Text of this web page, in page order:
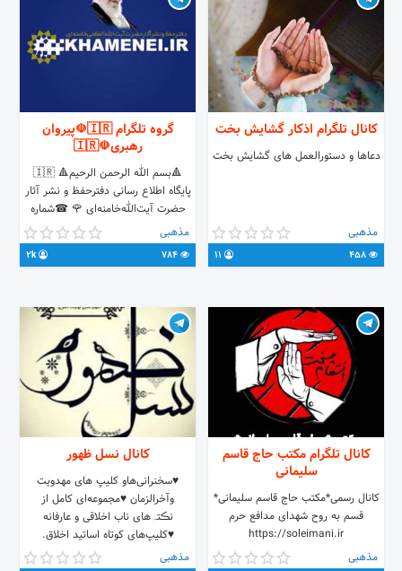
کانال تلگرام اذکار گشایش بخت
دعاها و دستورالعمل های گشایش بخت
مذهبی
گروه تلگرام 🇮🇷☫پیروان
رهبری☫🇮🇷
🔺بسم الله الرحمن الرحیم🔺 🇮🇷
پايگاه اطلاع رسانی دفترحفظ و نشر آثار
حضرت آیت‌الله‌خامنه‌ای 🌹 ☎شماره
دفتر مقام معظم رهبری 02164411
☎شماره رسیدگی به مشکلات مردمی
02166460074 🇮🇷اطلاع از جدیدترین
مذهبی
2k
کانال تلگرام مکتب حاج قاسم
سلیمانی
کانال رسمی*مکتب حاج قاسم سلیمانی*
قسم به روح شهدای مدافع حرم
https://soleimani.ir
#جانم_فدای_حاج_قاسم
مذهبی
کانال نسل ظهور
♥سخنرانی‌هاو کلیپ های مهدویت
وآخرالزمان ♥مجموعه‌ای کامل‌ از
نڪتہ‌های‌ ناب‌ اخلاقی‌ و عارفانه
♥کلیپ‌های‌ کوتاه‌‌ اساتید‌ اخلاق‌.
خودسازی‌. ترکـگناه ❪اساتید‌⇚رائفی‌پور‌
مذهبی